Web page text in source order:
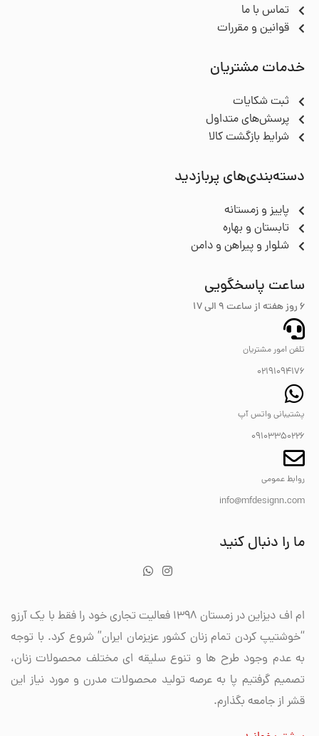
تماس با ما
قوانین و مقررات
خدمات مشتریان
ثبت شکایات
پرسش‌های متداول
شرایط بازگشت کالا
دسته‌بندی‌های پربازدید
پاییز و زمستانه
تابستان و بهاره
شلوار و پیراهن و دامن
ساعت پاسخگویی
6 روز هفته از ساعت ۹ الی 17
تلفن امور مشتریان
02191094176
پشتیبانی واتس آپ
09103350226
روابط عمومی
info@mfdesignn.com
ما را دنبال کنید
ام اف دیزاین در زمستان 1398 فعالیت تجاری خود را فقط با یک آرزو
“خوشتیپ کردن تمام زنان کشور عزیزمان ایران” شروع کرد. با توجه
به عدم وجود طرح ها و تنوع سلیقه ای مختلف محصولات زنان،
تصمیم گرفتیم پا به عرصه تولید محصولات مدرن و مورد نیاز این
قشر از جامعه بگذارم.